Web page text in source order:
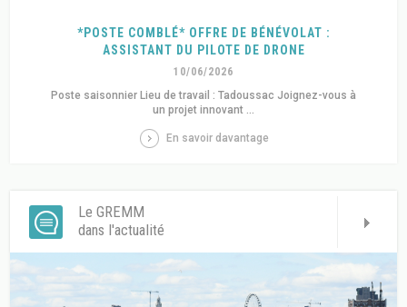
*POSTE COMBLÉ* OFFRE DE BÉNÉVOLAT :
ASSISTANT DU PILOTE DE DRONE
10/06/2026
Poste saisonnier Lieu de travail : Tadoussac Joignez-vous à
un projet innovant ...
En savoir davantage
Le GREMM
dans l'actualité